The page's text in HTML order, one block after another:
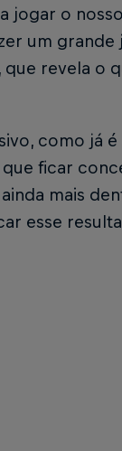
jogar o
um grande
que revela o
como já
ficar
mais
esse